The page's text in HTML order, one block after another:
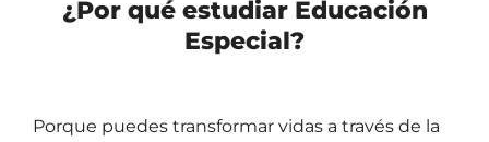
¿Por qué estudiar Educación
Especial?
Porque puedes transformar vidas a través de la